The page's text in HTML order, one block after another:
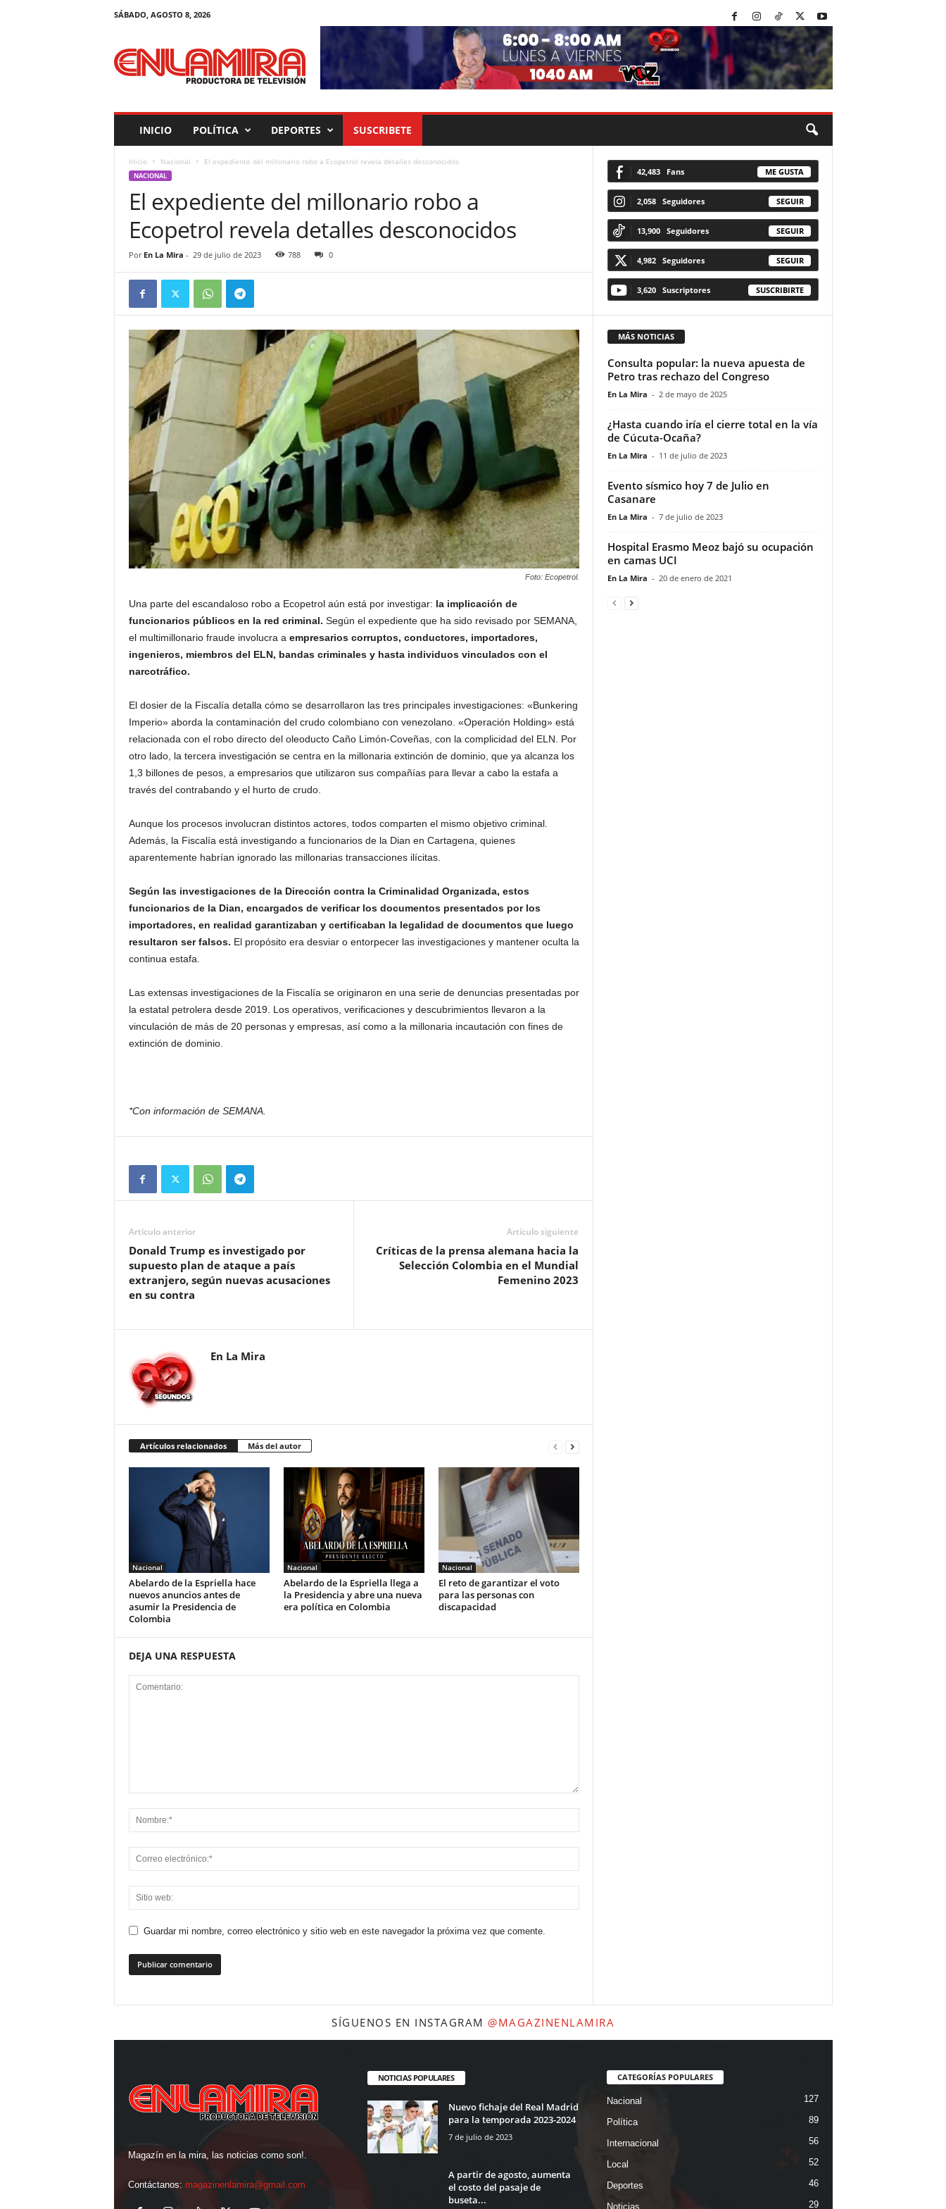
SÁBADO, AGOSTO 8, 2026
g
INICIO POLÍTICA DEPORTES SUSCRIBETE
Inicio Nacional El expediente del millonario robo a Ecopetrol revela detalles desconocidos
NACIONAL
El expediente del millonario robo a
Ecopetrol revela detalles desconocidos
Por En La Mira - 29 de julio de 2023 788 0
Foto: Ecopetrol.
Una parte del escandaloso robo a Ecopetrol aún está por investigar: la implicación de
funcionarios públicos en la red criminal. Según el expediente que ha sido revisado por SEMANA,
el multimillonario fraude involucra a empresarios corruptos, conductores, importadores,
ingenieros, miembros del ELN, bandas criminales y hasta individuos vinculados con el
narcotráfico.
El dosier de la Fiscalía detalla cómo se desarrollaron las tres principales investigaciones: «Bunkering
Imperio» aborda la contaminación del crudo colombiano con venezolano. «Operación Holding» está
relacionada con el robo directo del oleoducto Caño Limón-Coveñas, con la complicidad del ELN. Por
otro lado, la tercera investigación se centra en la millonaria extinción de dominio, que ya alcanza los
1,3 billones de pesos, a empresarios que utilizaron sus compañías para llevar a cabo la estafa a
través del contrabando y el hurto de crudo.
Aunque los procesos involucran distintos actores, todos comparten el mismo objetivo criminal.
Además, la Fiscalía está investigando a funcionarios de la Dian en Cartagena, quienes
aparentemente habrían ignorado las millonarias transacciones ilícitas.
Según las investigaciones de la Dirección contra la Criminalidad Organizada, estos
funcionarios de la Dian, encargados de verificar los documentos presentados por los
importadores, en realidad garantizaban y certificaban la legalidad de documentos que luego
resultaron ser falsos. El propósito era desviar o entorpecer las investigaciones y mantener oculta la
continua estafa.
Las extensas investigaciones de la Fiscalía se originaron en una serie de denuncias presentadas por
la estatal petrolera desde 2019. Los operativos, verificaciones y descubrimientos llevaron a la
vinculación de más de 20 personas y empresas, así como a la millonaria incautación con fines de
extinción de dominio.
*Con información de SEMANA.
Artículo anterior
Donald Trump es investigado por
supuesto plan de ataque a país
extranjero, según nuevas acusaciones
en su contra
Artículo siguiente
Críticas de la prensa alemana hacia la
Selección Colombia en el Mundial
Femenino 2023
En La Mira
Artículos relacionados Más del autor
Nacional
Abelardo de la Espriella hace
nuevos anuncios antes de
asumir la Presidencia de
Colombia
Nacional
Abelardo de la Espriella llega a
la Presidencia y abre una nueva
era política en Colombia
Nacional
El reto de garantizar el voto
para las personas con
discapacidad
DEJA UNA RESPUESTA
Guardar mi nombre, correo electrónico y sitio web en este navegador la próxima vez que comente.
42,483 Fans ME GUSTA
2,058 Seguidores SEGUIR
13,900 Seguidores SEGUIR
4,982 Seguidores SEGUIR
3,620 Suscriptores SUSCRIBIRTE
MÁS NOTICIAS
Consulta popular: la nueva apuesta de
Petro tras rechazo del Congreso
En La Mira - 2 de mayo de 2025
¿Hasta cuando iría el cierre total en la vía
de Cúcuta-Ocaña?
En La Mira - 11 de julio de 2023
Evento sísmico hoy 7 de Julio en
Casanare
En La Mira - 7 de julio de 2023
Hospital Erasmo Meoz bajó su ocupación
en camas UCI
En La Mira - 20 de enero de 2021
SÍGUENOS EN INSTAGRAM @MAGAZINENLAMIRA
Magazín en la mira, las noticias como son!.
Contáctanos: magazinenlamira@gmail.com
NOTICIAS POPULARES
Nuevo fichaje del Real Madrid
para la temporada 2023-2024
7 de julio de 2023
A partir de agosto, aumenta
el costo del pasaje de
buseta...
CATEGORÍAS POPULARES
Nacional 127
Política 89
Internacional 56
Local 52
Deportes 46
Noticias 29